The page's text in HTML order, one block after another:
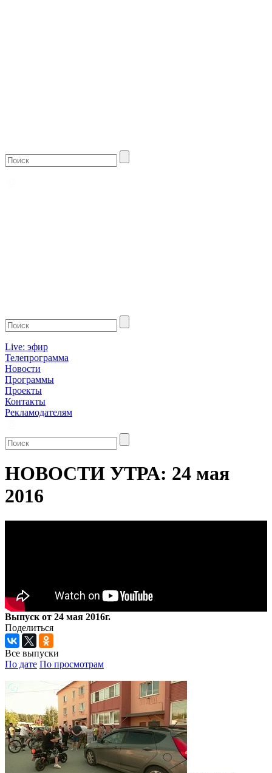
Live: эфир
Телепрограмма
Новости
Программы
Проекты
Контакты
Рекламодателям
НОВОСТИ УТРА: 24 мая
2016
Выпуск от 24 мая 2016г.
Поделиться
Все выпуски
По дате По просмотрам